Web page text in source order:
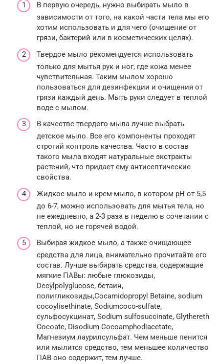
В первую очередь, нужно выбирать мыло в
зависимости от того, на какой части тела мы его
хотим использовать и для чего (очищение от
грязи, бактерий или в косметических целях).
Твердое мыло рекомендуется использовать
только для мытья рук и ног, где кожа менее
чувствительная. Таким мылом хорошо
пользоваться для дезинфекции и очищения от
грязи каждый день. Мыть руки следует в теплой
воде с мылом.
В качестве твердого мыла лучше выбрать
детское мыло. Все его компоненты проходят
строгий контроль качества. Часто в состав
такого мыла входят натуральные экстракты
растений, что придает ему антисептические
свойства.
Жидкое мыло и крем-мыло, в котором pH от 5,5
до 6-7, можно использовать для мытья тела, но
не ежедневно, а 2-3 раза в неделю в сочетании с
теплой, но не горячей водой.
Выбирая жидкое мыло, а также очищающее
средства для лица, внимательно прочитайте его
состав. Лучше выбирать средства, содержащие
мягкие ПАВы: любые глюкозиды,
Decylpolyglucose, бетаин,
полигликозиды,Cocamidopropyl Betaine, sodium
cocoylisethinate, Sodiumcoco-sulfate,
сульфосукцинат, Sodium sulfosuccinate, Glythereth
Cocoate, Disodium Cocoamphodiacetate,
Магнезиум лаурилсульфат. Чем меньше пенится
или мылится средство, тем меньшее количество
ПАВ оно содержит, тем лучше.